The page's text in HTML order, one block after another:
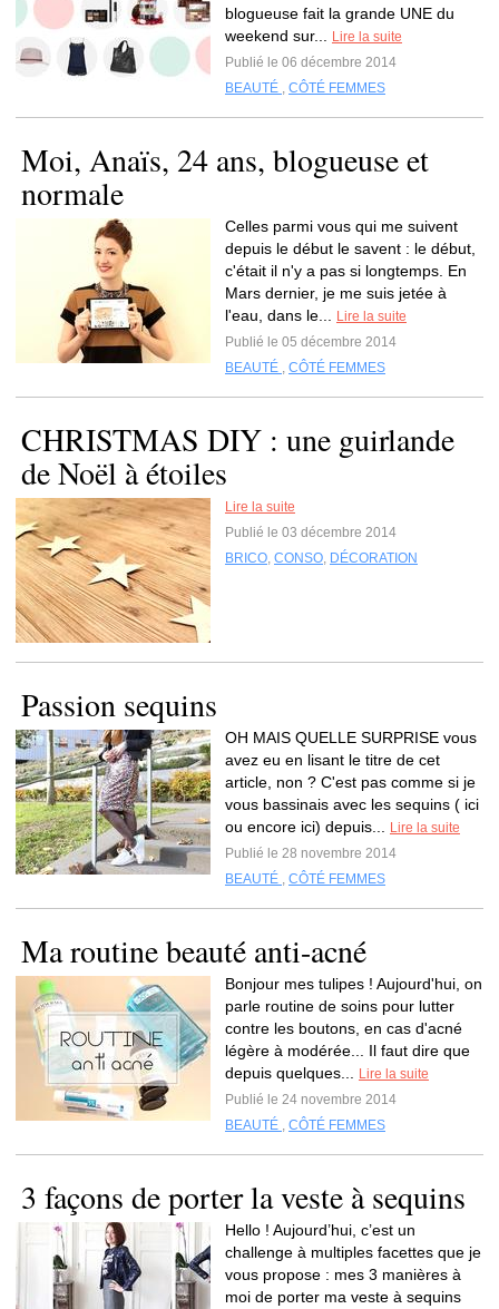
blogueuse fait la grande UNE du
weekend sur...
Lire la suite
Publié le 06 décembre 2014
BEAUTÉ , CÔTÉ FEMMES
Moi, Anaïs, 24 ans, blogueuse et
normale
Celles parmi vous qui me suivent
depuis le début le savent : le début,
c'était il n'y a pas si longtemps. En
Mars dernier, je me suis jetée à
l'eau, dans le...
Lire la suite
Publié le 05 décembre 2014
BEAUTÉ , CÔTÉ FEMMES
CHRISTMAS DIY : une guirlande
de Noël à étoiles
Lire la suite
Publié le 03 décembre 2014
BRICO, CONSO, DÉCORATION
Passion sequins
OH MAIS QUELLE SURPRISE vous
avez eu en lisant le titre de cet
article, non ? C'est pas comme si je
vous bassinais avec les sequins ( ici
ou encore ici) depuis...
Lire la suite
Publié le 28 novembre 2014
BEAUTÉ , CÔTÉ FEMMES
Ma routine beauté anti-acné
Bonjour mes tulipes ! Aujourd'hui, on
parle routine de soins pour lutter
contre les boutons, en cas d'acné
légère à modérée... Il faut dire que
depuis quelques...
Lire la suite
Publié le 24 novembre 2014
BEAUTÉ , CÔTÉ FEMMES
3 façons de porter la veste à sequins
Hello ! Aujourd’hui, c’est un
challenge à multiples facettes que je
vous propose : mes 3 manières à
moi de porter ma veste à sequins